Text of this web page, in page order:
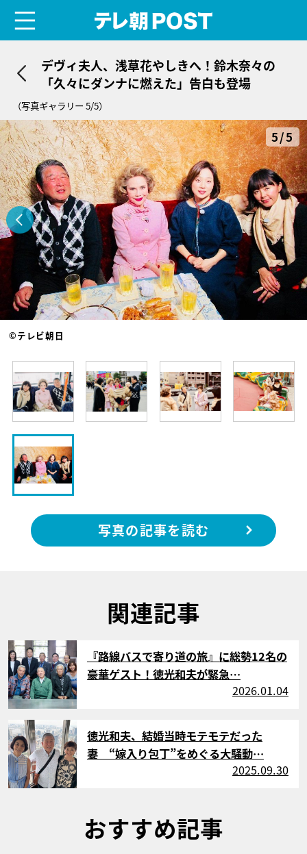
デヴィ夫人、浅草花やしきへ！鈴木奈々の
「久々にダンナに燃えた」告白も登場
（写真ギャラリー 5/5）
5/5
©テレビ朝日
写真の記事を読む
関連記事
サムネイル
『路線バスで寄り道の旅』に総勢12名の
豪華ゲスト！徳光和夫が緊急…
2026.01.04
サムネイル
徳光和夫、結婚当時モテモテだった
妻 “嫁入り包丁”をめぐる大騒動…
2025.09.30
おすすめ記事